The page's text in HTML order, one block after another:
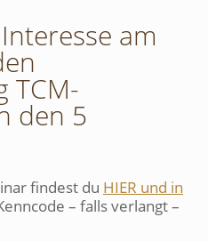
am
TCM-
den 5
findest du HIER und in
– falls verlangt –